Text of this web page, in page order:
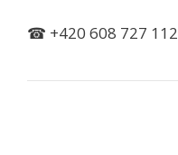
☎ +420 608 727 112